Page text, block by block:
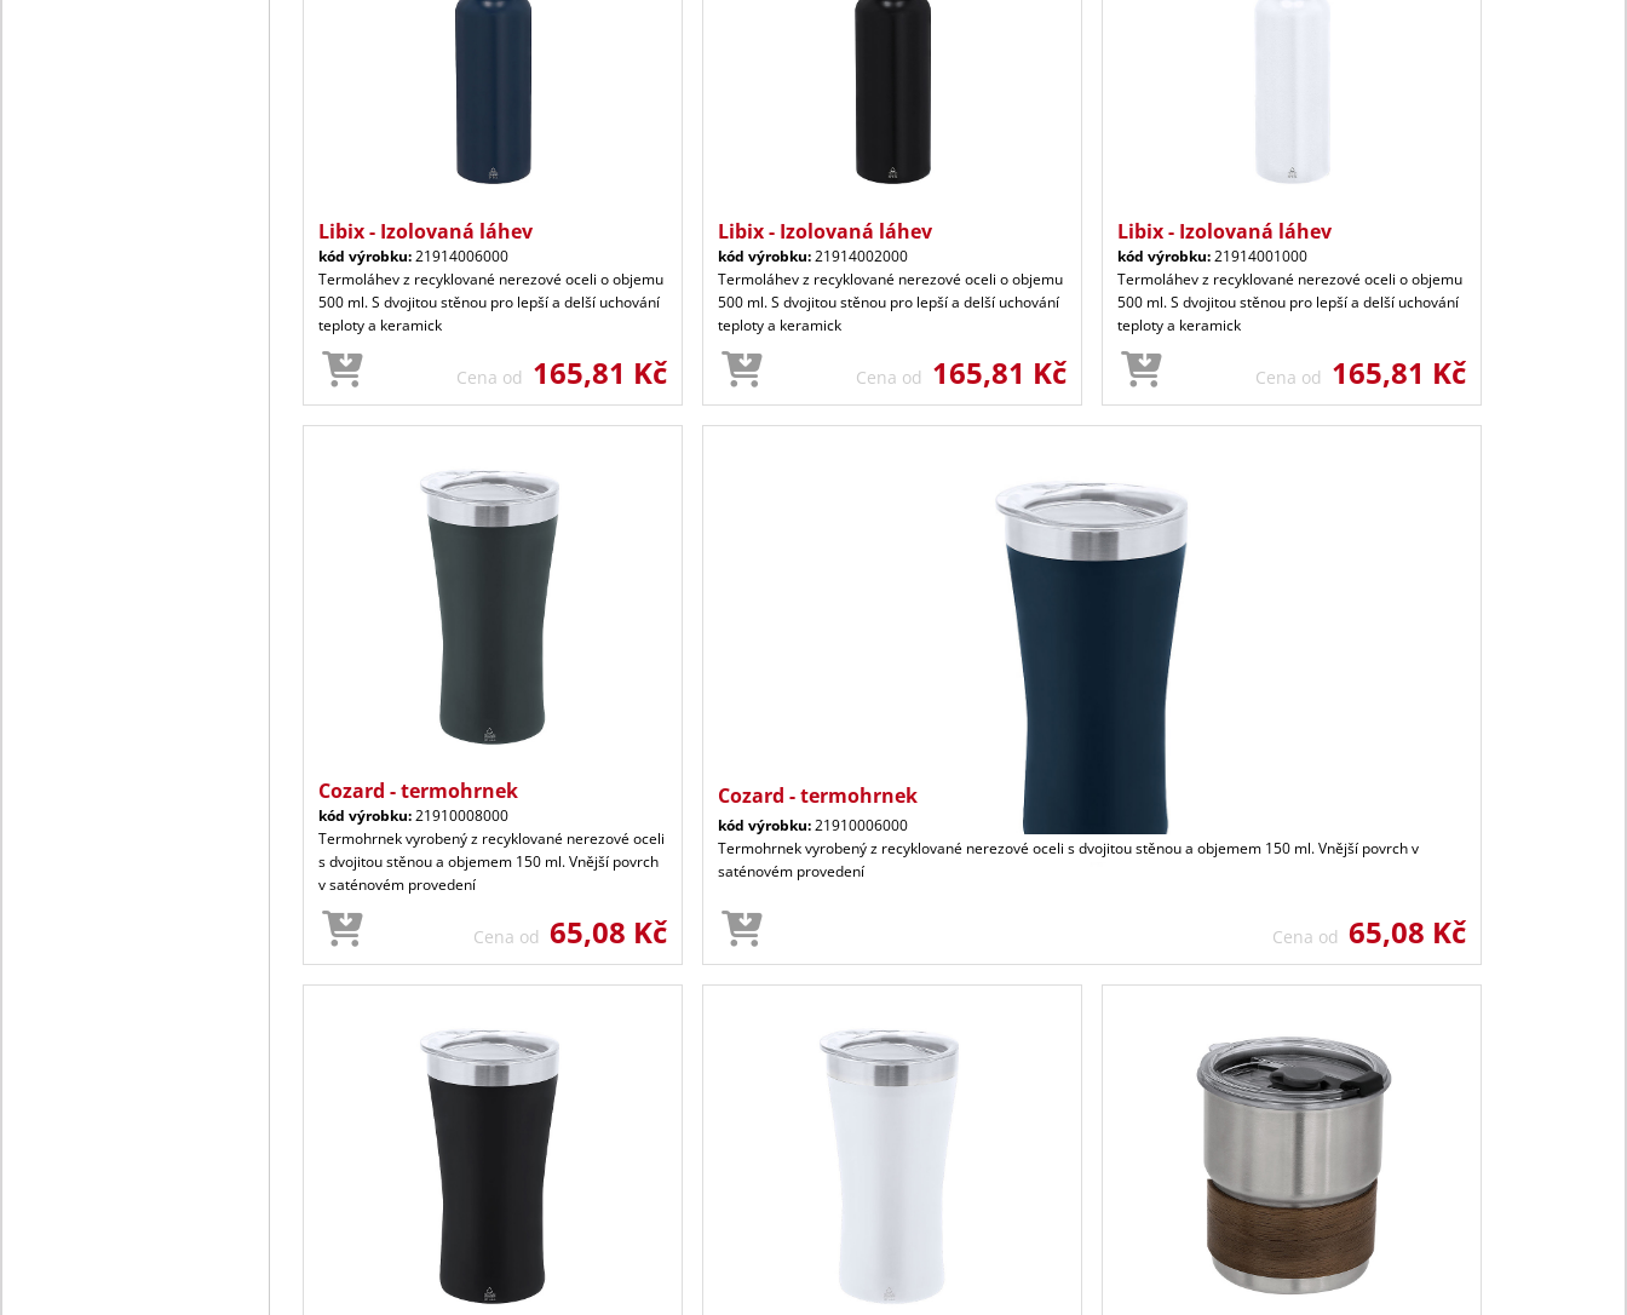
Libix - Izolovaná láhev
kód výrobku:21914006000
Termoláhev z recyklované nerezové oceli o objemu
500 ml. S dvojitou stěnou pro lepší a delší uchování
teploty a keramick
Cena od 165,81 Kč
Libix - Izolovaná láhev
kód výrobku:21914002000
Termoláhev z recyklované nerezové oceli o objemu
500 ml. S dvojitou stěnou pro lepší a delší uchování
teploty a keramick
Cena od 165,81 Kč
Libix - Izolovaná láhev
kód výrobku:21914001000
Termoláhev z recyklované nerezové oceli o objemu
500 ml. S dvojitou stěnou pro lepší a delší uchování
teploty a keramick
Cena od 165,81 Kč
Cozard - termohrnek
kód výrobku:21910008000
Termohrnek vyrobený z recyklované nerezové oceli
s dvojitou stěnou a objemem 150 ml. Vnější povrch
v saténovém provedení
Cena od 65,08 Kč
Cozard - termohrnek
kód výrobku:21910006000
Termohrnek vyrobený z recyklované nerezové oceli s dvojitou stěnou a objemem 150 ml. Vnější povrch v
saténovém provedení
Cena od 65,08 Kč